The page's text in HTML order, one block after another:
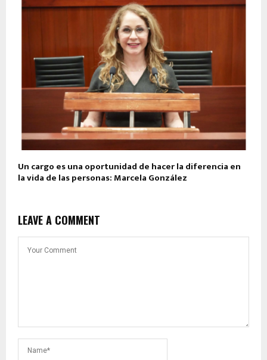
Un cargo es una oportunidad de hacer la diferencia en
la vida de las personas: Marcela González
LEAVE A COMMENT